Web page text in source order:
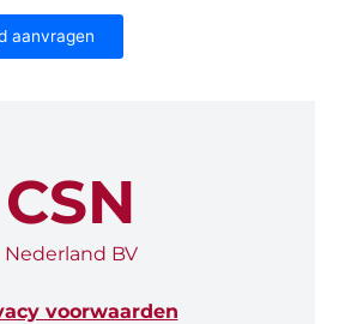
aanvragen
CSN
Nederland BV
voorwaarden